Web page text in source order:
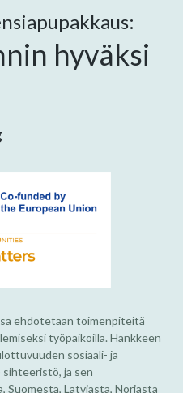
hyväksi
ehdotetaan toimenpiteitä
työpaikoilla. Hankkeen
sosiaali- ja
sihteeristö, ja sen
Latviasta, Norjasta